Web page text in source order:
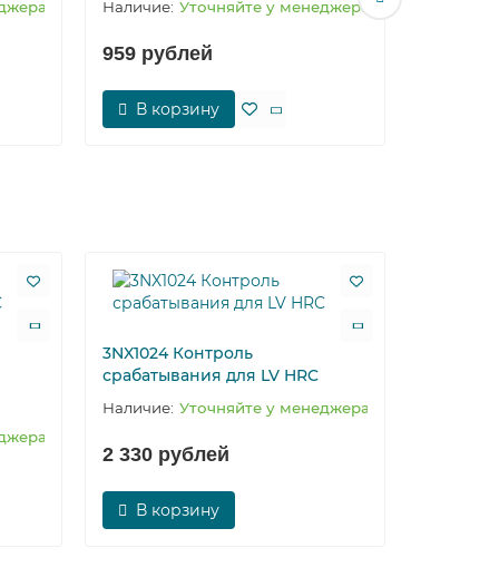
Уточняйте у менеджера
959 рублей
В корзину
3NX1024 Контроль
срабатывания для LV HRC
Уточняйте у менеджера
2 330 рублей
В корзину